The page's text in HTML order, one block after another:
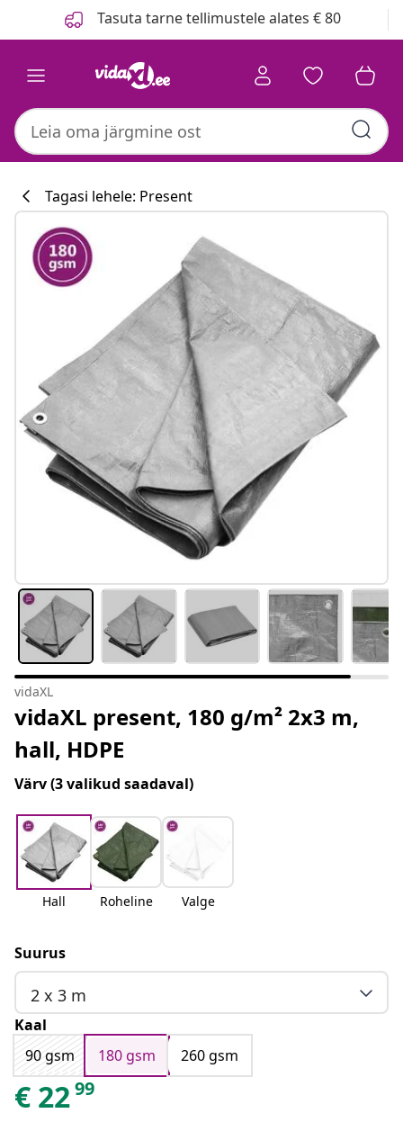
Tasuta tarne tellimustele alates € 80
#sharemevidaxl
Tagasi lehele: Present
vidaXL
vidaXL present, 180 g/m² 2x3 m,
hall, HDPE
Värv(3 valikud saadaval)
Hall Roheline Valge
Suurus
2 x 3 m
Kaal
90 gsm
180 gsm 260 gsm
€ 2299